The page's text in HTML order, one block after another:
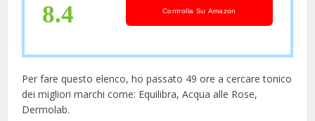
8.4 Controlla Su Amazon
Per fare questo elenco, ho passato 49 ore a cercare tonico
dei migliori marchi come: Equilibra, Acqua alle Rose,
Dermolab.